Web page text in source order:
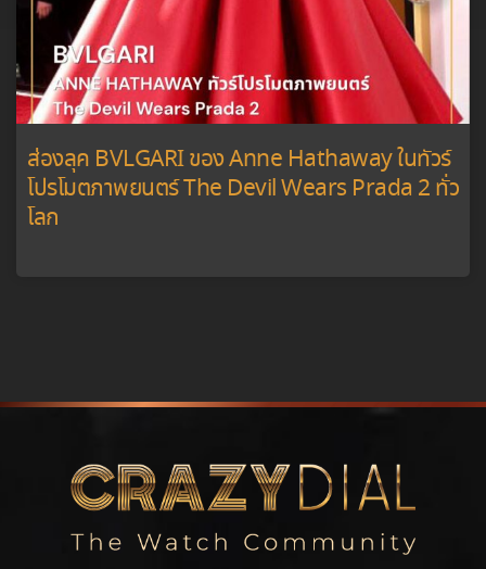
ส่องลุค BVLGARI ของ Anne Hathaway ในทัวร์
โปรโมตภาพยนตร์ The Devil Wears Prada 2 ทั่ว
โลก